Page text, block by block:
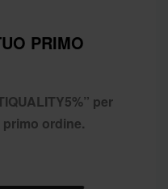
PRIMO
per
ordine.